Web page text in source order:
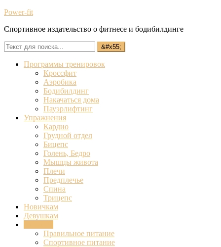
Power-fit
Спортивное издательство о фитнесе и бодибилдинге
Программы тренировок
Кроссфит
Аэробика
Бодибилдинг
Накачаться дома
Пауэрлифтинг
Упражнения
Кардио
Грудной отдел
Бицепс
Голень, Бедро
Мышцы живота
Плечи
Предплечье
Спина
Трицепс
Новичкам
Девушкам
Правильное питание
Спортивное питание